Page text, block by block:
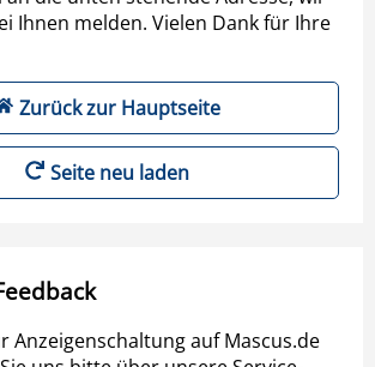
Ihnen melden. Vielen Dank für Ihre
Zurück zur Hauptseite
Seite neu laden
Anzeigenschaltung auf Mascus.de